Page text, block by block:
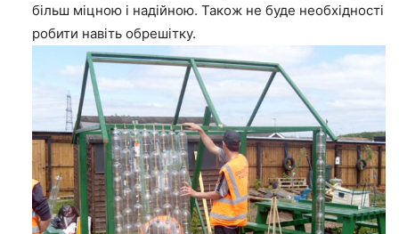
більш міцною і надійною. Також не буде необхідності
робити навіть обрешітку.